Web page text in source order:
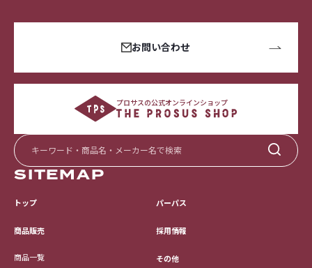
お問い合わせ
プロサスの公式オンラインショップ
SITEMAP
トップ
商品販売
商品一覧
パーパス
採用情報
その他